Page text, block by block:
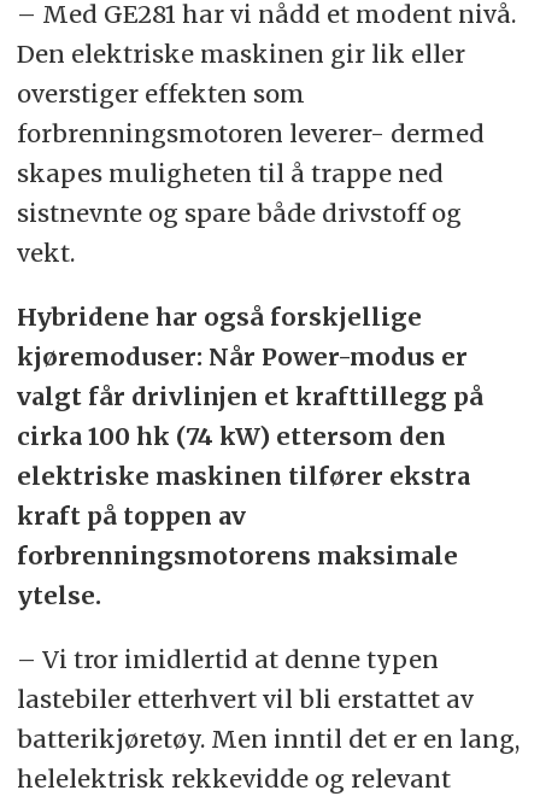
– Med GE281 har vi nådd et modent nivå.
Den elektriske maskinen gir lik eller
overstiger effekten som
forbrenningsmotoren leverer- dermed
skapes muligheten til å trappe ned
sistnevnte og spare både drivstoff og
vekt.
Hybridene har også forskjellige
kjøremoduser: Når Power-modus er
valgt får drivlinjen et krafttillegg på
cirka 100 hk (74 kW) ettersom den
elektriske maskinen tilfører ekstra
kraft på toppen av
forbrenningsmotorens maksimale
ytelse.
– Vi tror imidlertid at denne typen
lastebiler etterhvert vil bli erstattet av
batterikjøretøy. Men inntil det er en lang,
helelektrisk rekkevidde og relevant